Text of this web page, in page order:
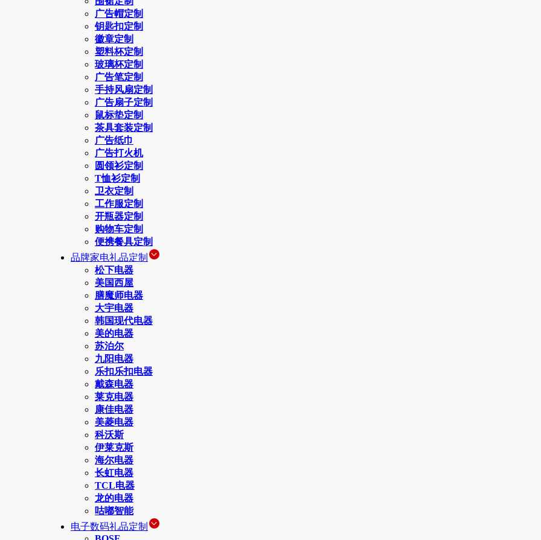
广告帽定制
钥匙扣定制
徽章定制
塑料杯定制
玻璃杯定制
广告笔定制
手持风扇定制
广告扇子定制
鼠标垫定制
茶具套装定制
广告纸巾
广告打火机
圆领衫定制
T恤衫定制
卫衣定制
工作服定制
开瓶器定制
购物车定制
便携餐具定制
品牌家电礼品定制
松下电器
美国西屋
膳魔师电器
大宇电器
韩国现代电器
美的电器
苏泊尔
九阳电器
乐扣乐扣电器
戴森电器
莱克电器
康佳电器
美菱电器
科沃斯
伊莱克斯
海尔电器
长虹电器
TCL电器
龙的电器
咕嘟智能
电子数码礼品定制